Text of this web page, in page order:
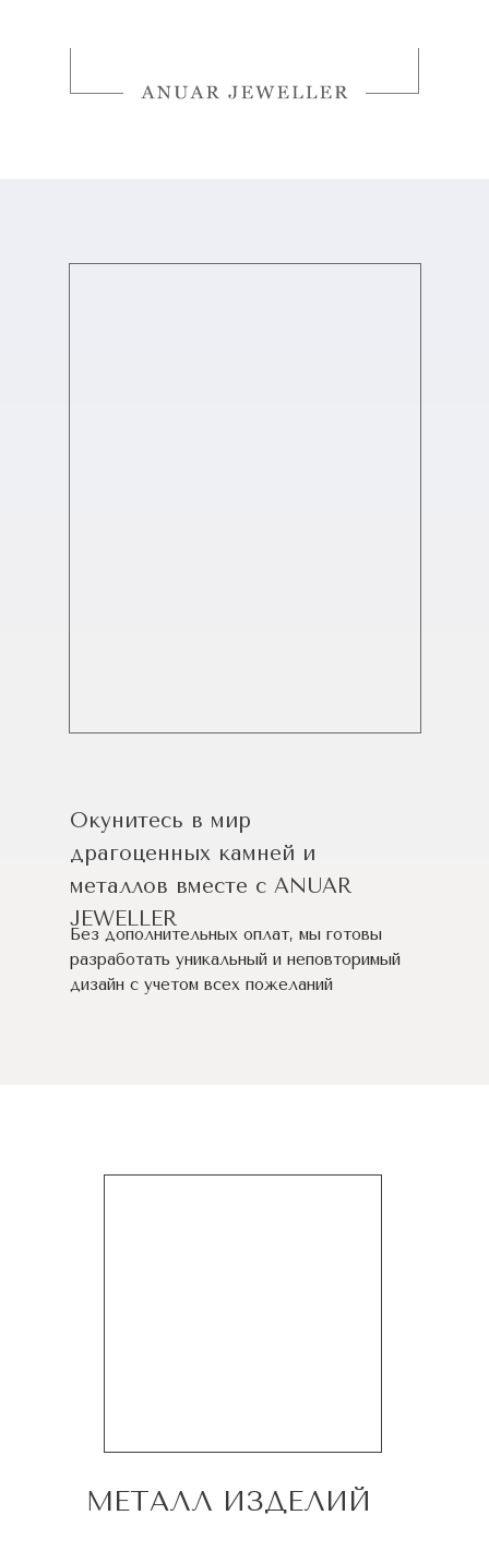
Окунитесь в мир
драгоценных камней и
металлов вместе с ANUAR
JEWELLER
Без дополнительных оплат, мы готовы
разработать уникальный и неповторимый
дизайн c учетом всех пожеланий
МЕТАЛЛ ИЗДЕЛИЙ